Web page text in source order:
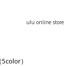
ulu online store
）